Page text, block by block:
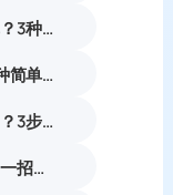
PS怎么无损放大图片不失真？3种零锯齿高清放大实操教程
PS证件照换底色怎么做？2种简单处理方式
PS怎么去除水印不破坏原图？3步多种场景去水印完整操作指南
PS放大图片后模糊怎么办？一招提升图片清晰度